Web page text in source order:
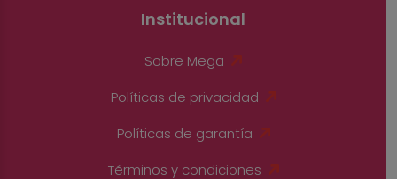
Institucional
Sobre Mega
Políticas de privacidad
Políticas de garantía
Términos y condiciones